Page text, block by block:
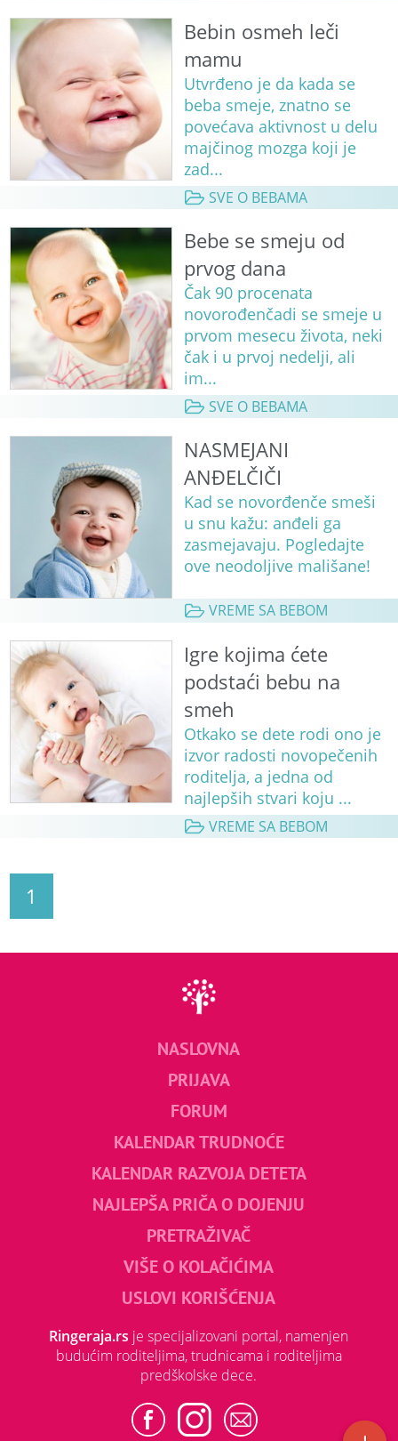
Bebin osmeh leči
mamu
Utvrđeno je da kada se
beba smeje, znatno se
povećava aktivnost u delu
majčinog mozga koji je
zad...
SVE O BEBAMA
Bebe se smeju od
prvog dana
Čak 90 procenata
novorođenčadi se smeje u
prvom mesecu života, neki
čak i u prvoj nedelji, ali
im...
SVE O BEBAMA
NASMEJANI
ANĐELČIČI
Kad se novorđenče smeši
u snu kažu: anđeli ga
zasmejavaju. Pogledajte
ove neodoljive mališane!
VREME SA BEBOM
Igre kojima ćete
podstaći bebu na
smeh
Otkako se dete rodi ono je
izvor radosti novopečenih
roditelja, a jedna od
najlepših stvari koju ...
VREME SA BEBOM
1
NASLOVNA
PRIJAVA
FORUM
KALENDAR TRUDNOĆE
KALENDAR RAZVOJA DETETA
NAJLEPŠA PRIČA O DOJENJU
PRETRAŽIVAČ
VIŠE O KOLAČIĆIMA
USLOVI KORIŠĆENJA
Ringeraja.rs je specijalizovani portal, namenjen
budućim roditeljima, trudnicama i roditeljima
predškolske dece.